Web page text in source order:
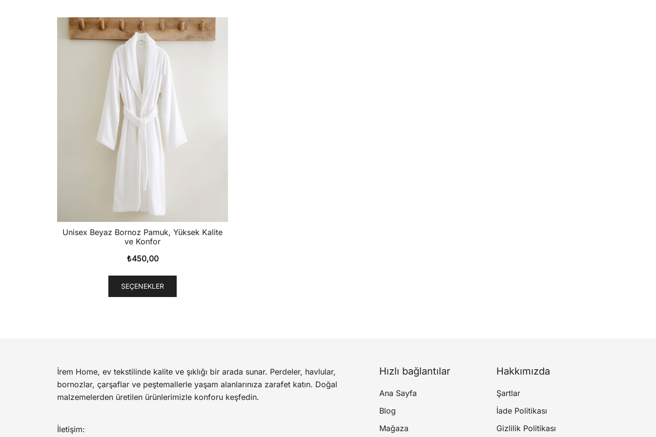
Unisex Beyaz Bornoz Pamuk, Yüksek Kalite
ve Konfor
₺450,00
SEÇENEKLER
Bu
sayfasından
seçilebilir
İrem Home, ev tekstilinde kalite ve şıklığı bir arada sunar. Perdeler, havlular,
bornozlar, çarşaflar ve peştemallerle yaşam alanlarınıza zarafet katın. Doğal
malzemelerden üretilen ürünlerimizle konforu keşfedin.
İletişim:
Hızlı bağlantılar
Ana Sayfa
Blog
Mağaza
Hakkımızda
Şartlar
İade Politikası
Gizlilik Politikası